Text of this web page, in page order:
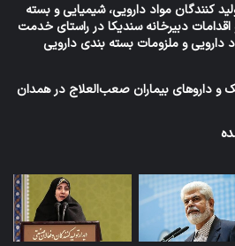
کنندگان مواد دارویی، شیمیایی و بسته
اقدامات دبیرخانه سندیکا در راستای خدمت
دارویی و ملزومات بسته بندی دارویی
و داروهای بیماران صعب‌العلاج در همدان